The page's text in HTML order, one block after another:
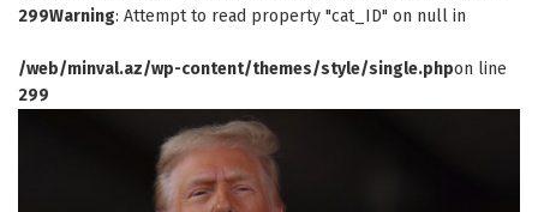
299Warning: Attempt to read property "cat_ID" on null in
/web/minval.az/wp-content/themes/style/single.phpon line
299